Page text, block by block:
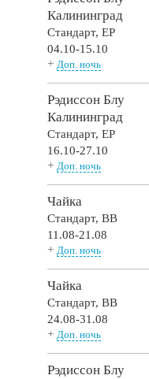
Калининград
Стандарт,EP
04.10-15.10
+Доп. ночь
Рэдиссон Блу
Калининград
Стандарт,EP
16.10-27.10
+Доп. ночь
Чайка
Стандарт,BB
11.08-21.08
+Доп. ночь
Чайка
Стандарт,BB
24.08-31.08
+Доп. ночь
Рэдиссон Блу